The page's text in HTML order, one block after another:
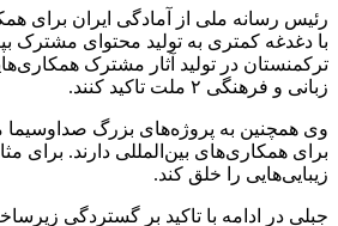
رئیس رسانه ملی از آمادگی ایران برای
با دغدغه کمتری به تولید محتوای مشترک
ترکمنستان در تولید آثار مشترک
زبانی و فرهنگی ۲ ملت تاکید کنند.
وی همچنین به پروژه‌های بزرگ
زیبایی‌هایی را خلق کند.